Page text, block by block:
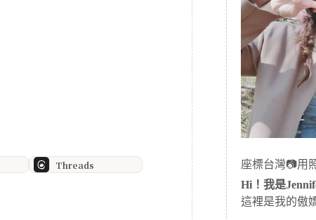
Threads
座標台灣📷用
Hi！我是
這裡是我的傲